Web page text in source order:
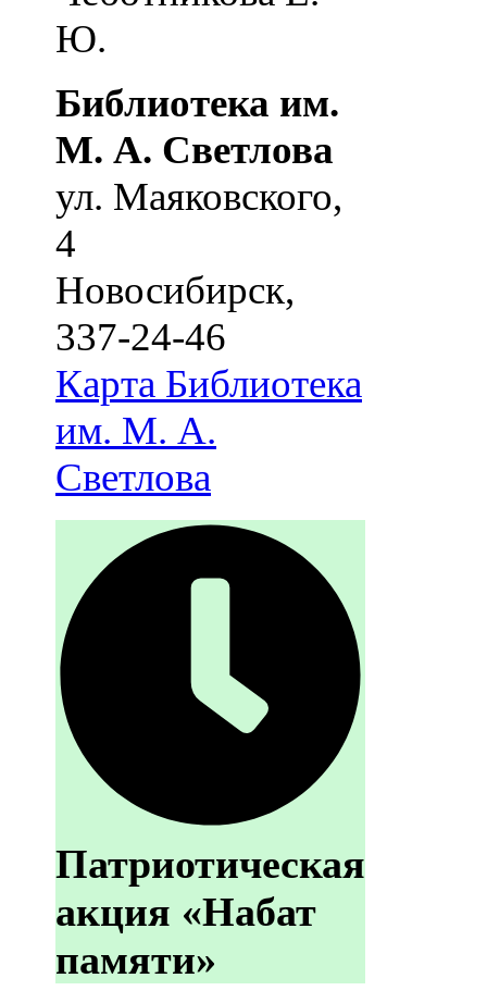
Ю.
Библиотека им.
М. А. Светлова
ул. Маяковского,
4
Новосибирск,
337-24-46
Карта Библиотека
им. М. А.
Светлова
Патриотическая
акция «Набат
памяти»